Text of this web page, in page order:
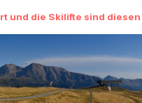
und die Skilifte sind